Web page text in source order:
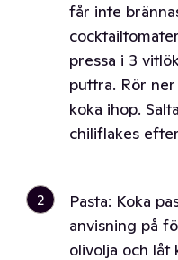
får inte
pressa i 3
puttra. Rör
koka ihop.
chiliflakes
2
Pasta: Koka
anvisning på
olivolja och låt